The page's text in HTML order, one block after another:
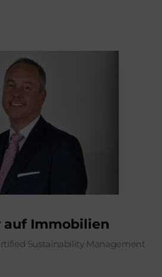
auf Immobilien
Sustainability Management